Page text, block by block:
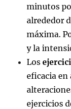
minutos
alrededor
máxima.
y la
Los
eficacia en
ejercicios